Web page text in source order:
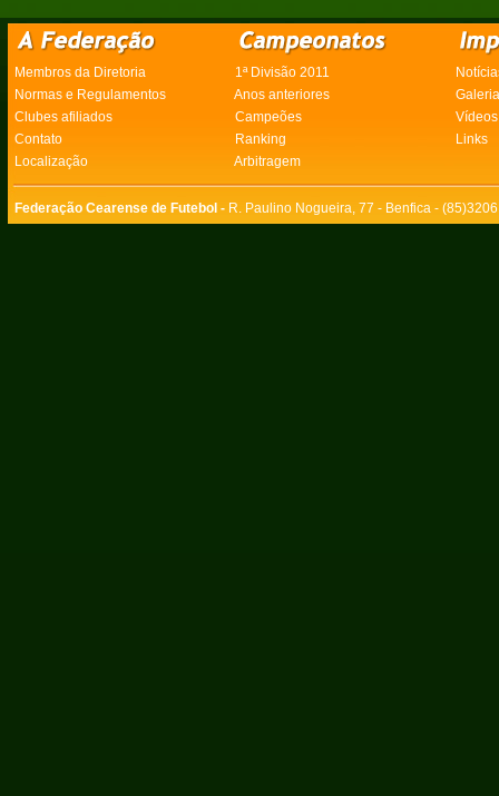
Membros da Diretoria 1ª Divisão 2011
Normas e Regulamentos
Anos anteriores
Clubes afiliados
Campeões
Vídeos
Contato
Ranking
Links
Localização
Arbitragem
Federação Cearense de Futebol - R. Paulino Nogueira, 77 - Benfica -